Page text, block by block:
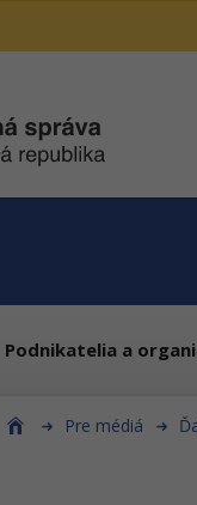
Podnikatelia a
Pre médiá